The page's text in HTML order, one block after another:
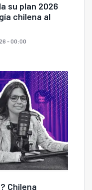
su plan 2026
chilena al
- 00:00
Chilena